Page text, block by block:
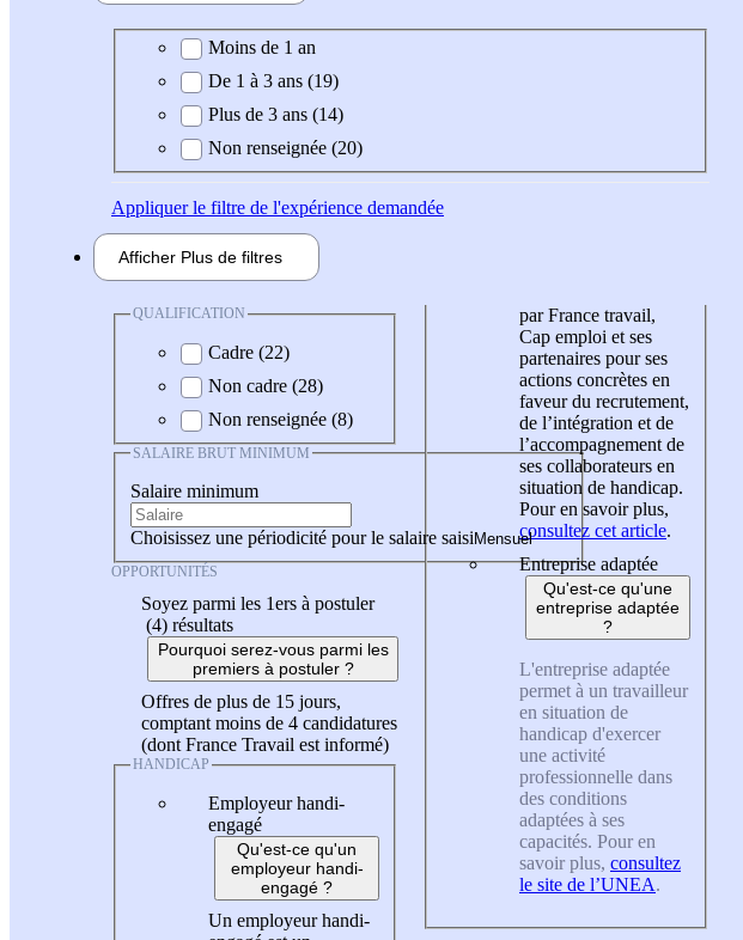
Expérience demandée
Moins de 1 an
De 1 à 3 ans (19)
Plus de 3 ans (14)
Non renseignée (20)
Appliquerle filtre de l'expérience demandée
Afficher Plus de filtres
QUALIFICATION
Cadre (22)
Non cadre (28)
Non renseignée (8)
SALAIRE BRUT MINIMUM
Salaire minimum
Choisissez une périodicité pour le salaire saisi
OPPORTUNITÉS
Soyez parmi les 1ers à postuler
(4) résultats
Pourquoi serez-vous parmi les
premiers à postuler ?
Offres de plus de 15 jours,
comptant moins de 4 candidatures
(dont France Travail est informé)
HANDICAP
Employeur handi-
engagé
Qu'est-ce qu'un
employeur handi-
engagé ?
Un employeur handi-
par France travail,
Cap emploi et ses
partenaires pour ses
actions concrètes en
faveur du recrutement,
de l’intégration et de
l’accompagnement de
ses collaborateurs en
situation de handicap.
Pour en savoir plus,
consultez cet article.
Entreprise adaptée
Qu'est-ce qu'une
entreprise adaptée
?
L'entreprise adaptée
permet à un travailleur
en situation de
handicap d'exercer
une activité
professionnelle dans
des conditions
adaptées à ses
capacités. Pour en
savoir plus, consultez
le site de l’UNEA.